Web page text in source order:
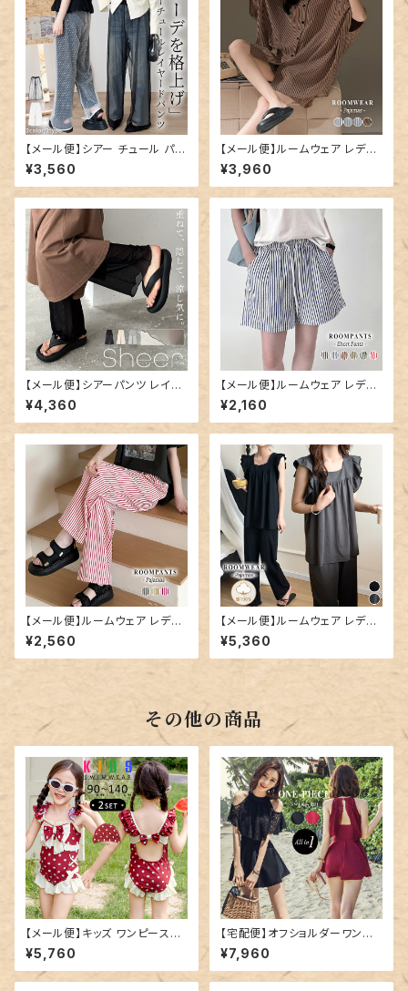
【メール便】シアー チュール パン
ツ レディース ワイド レイヤード
パンツ／pants708
¥3,560
【メール便】ルームウェア レディ
ース ビッグシルエット セットアッ
プ 半袖／roomwear299
¥3,960
【メール便】シアーパンツ レイヤ
ード レディース レギンス ワイド
ペチコート／pants707
¥4,360
【メール便】ルームウェア レディ
ース ショートパンツ パンツ スト
ライプ／roomwear289
¥2,160
【メール便】ルームウェア レディ
ース パンツ ロング丈 ストライプ
／roomwear290
¥2,560
【メール便】ルームウェア レディ
ース 上下セット セットアップ パ
ジャマ／roomwear293
¥5,360
その他の商品
【メール便】キッズ ワンピース水
着 レトロガーリー リボン フリル
／kids551
¥5,760
【宅配便】オフショルダーワンピ
ース／hys1768
¥7,960